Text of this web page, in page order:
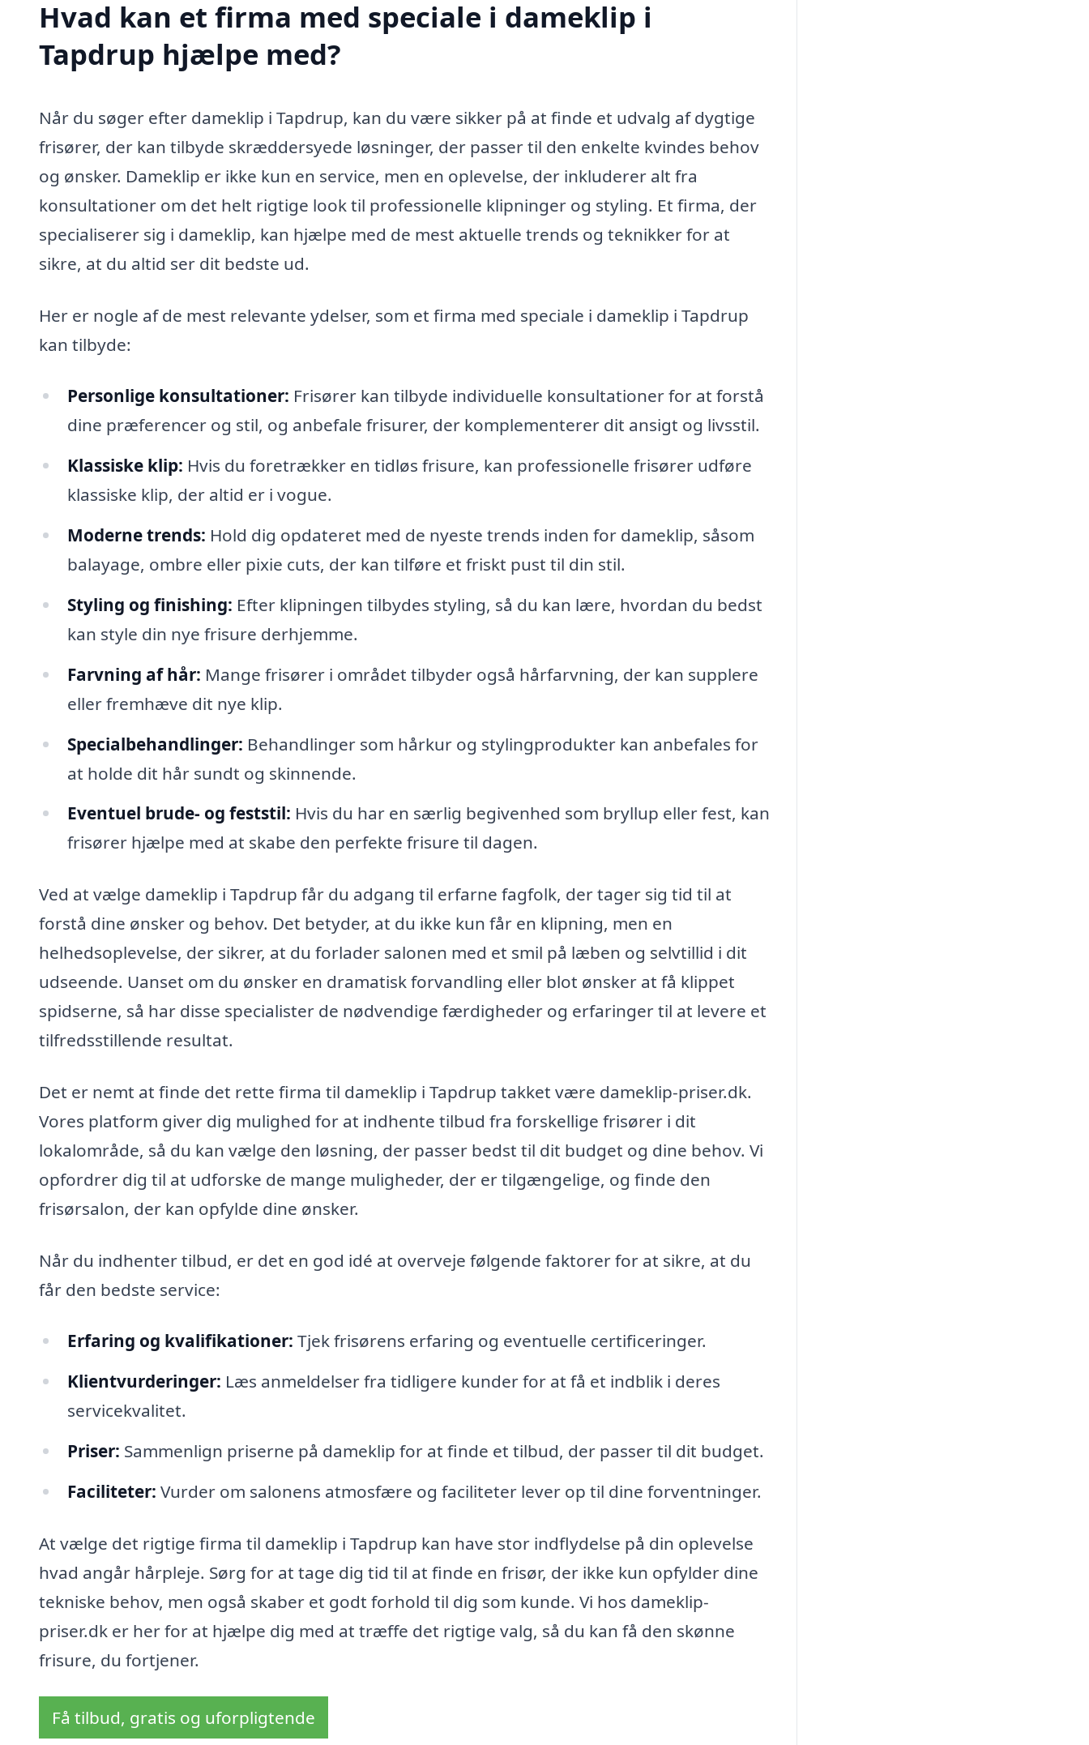
Hvad kan et firma med speciale i dameklip i
Tapdrup hjælpe med?
Når du søger efter dameklip i Tapdrup, kan du være sikker på at finde et udvalg af dygtige
frisører, der kan tilbyde skræddersyede løsninger, der passer til den enkelte kvindes behov
og ønsker. Dameklip er ikke kun en service, men en oplevelse, der inkluderer alt fra
konsultationer om det helt rigtige look til professionelle klipninger og styling. Et firma, der
specialiserer sig i dameklip, kan hjælpe med de mest aktuelle trends og teknikker for at
sikre, at du altid ser dit bedste ud.
Her er nogle af de mest relevante ydelser, som et firma med speciale i dameklip i Tapdrup
kan tilbyde:
Personlige konsultationer: Frisører kan tilbyde individuelle konsultationer for at forstå
dine præferencer og stil, og anbefale frisurer, der komplementerer dit ansigt og livsstil.
Klassiske klip: Hvis du foretrækker en tidløs frisure, kan professionelle frisører udføre
klassiske klip, der altid er i vogue.
Moderne trends: Hold dig opdateret med de nyeste trends inden for dameklip, såsom
balayage, ombre eller pixie cuts, der kan tilføre et friskt pust til din stil.
Styling og finishing: Efter klipningen tilbydes styling, så du kan lære, hvordan du bedst
kan style din nye frisure derhjemme.
Farvning af hår: Mange frisører i området tilbyder også hårfarvning, der kan supplere
eller fremhæve dit nye klip.
Specialbehandlinger: Behandlinger som hårkur og stylingprodukter kan anbefales for
at holde dit hår sundt og skinnende.
Eventuel brude- og feststil: Hvis du har en særlig begivenhed som bryllup eller fest, kan
frisører hjælpe med at skabe den perfekte frisure til dagen.
Ved at vælge dameklip i Tapdrup får du adgang til erfarne fagfolk, der tager sig tid til at
forstå dine ønsker og behov. Det betyder, at du ikke kun får en klipning, men en
helhedsoplevelse, der sikrer, at du forlader salonen med et smil på læben og selvtillid i dit
udseende. Uanset om du ønsker en dramatisk forvandling eller blot ønsker at få klippet
spidserne, så har disse specialister de nødvendige færdigheder og erfaringer til at levere et
tilfredsstillende resultat.
Det er nemt at finde det rette firma til dameklip i Tapdrup takket være dameklip-priser.dk.
Vores platform giver dig mulighed for at indhente tilbud fra forskellige frisører i dit
lokalområde, så du kan vælge den løsning, der passer bedst til dit budget og dine behov. Vi
opfordrer dig til at udforske de mange muligheder, der er tilgængelige, og finde den
frisørsalon, der kan opfylde dine ønsker.
Når du indhenter tilbud, er det en god idé at overveje følgende faktorer for at sikre, at du
får den bedste service:
Erfaring og kvalifikationer: Tjek frisørens erfaring og eventuelle certificeringer.
Klientvurderinger: Læs anmeldelser fra tidligere kunder for at få et indblik i deres
servicekvalitet.
Priser: Sammenlign priserne på dameklip for at finde et tilbud, der passer til dit budget.
Faciliteter: Vurder om salonens atmosfære og faciliteter lever op til dine forventninger.
At vælge det rigtige firma til dameklip i Tapdrup kan have stor indflydelse på din oplevelse
hvad angår hårpleje. Sørg for at tage dig tid til at finde en frisør, der ikke kun opfylder dine
tekniske behov, men også skaber et godt forhold til dig som kunde. Vi hos dameklip-
priser.dk er her for at hjælpe dig med at træffe det rigtige valg, så du kan få den skønne
frisure, du fortjener.
Få tilbud, gratis og uforpligtende